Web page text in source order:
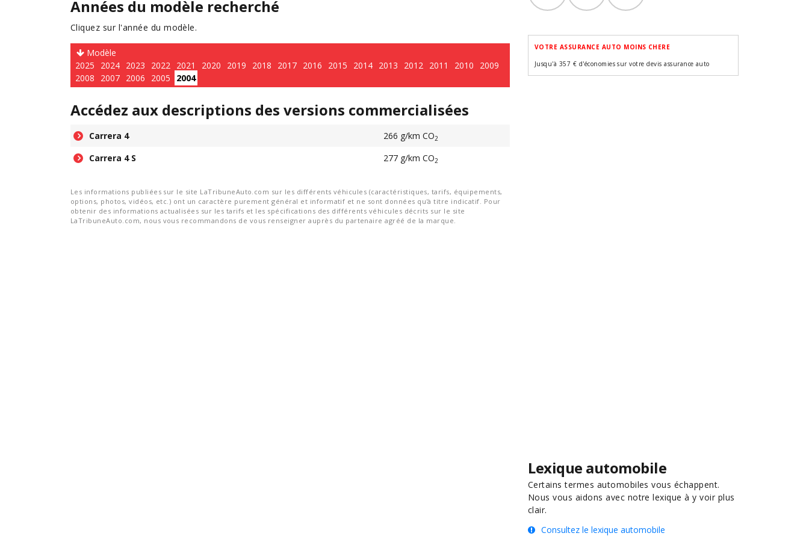
Années du modèle recherché
Cliquez sur l'année du modèle.
Modèle
2025
2024 2023 2022 2021 2020 2019 2018 2017 2016 2015 2014 2013 2012 2011 2010
2009
2008
2007 2006 2005 2004
Accédez aux descriptions des versions commercialisées
Carrera 4 266 g/km CO2
Carrera 4 S 277 g/km CO2
Les informations publiées sur le site LaTribuneAuto.com sur les différents véhicules (caractéristiques, tarifs, équipements,
options, photos, vidéos, etc.) ont un caractère purement général et informatif et ne sont données qu'à titre indicatif. Pour
obtenir des informations actualisées sur les tarifs et les spécifications des différents véhicules décrits sur le site
LaTribuneAuto.com, nous vous recommandons de vous renseigner auprès du partenaire agréé de la marque.
VOTRE ASSURANCE AUTO MOINS CHERE
Jusqu'à 357 € d'économies sur votre devis assurance auto
Lexique automobile
Certains termes automobiles vous échappent.
Nous vous aidons avec notre lexique à y voir plus
clair.
Consultez le lexique automobile